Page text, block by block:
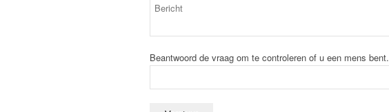
Beantwoord de vraag om te controleren of u een mens bent.